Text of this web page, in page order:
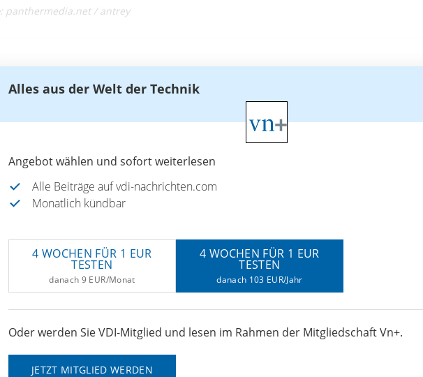
panthermedia.net / antrey
Alles aus der Welt der Technik
Angebot wählen und sofort weiterlesen
Alle Beiträge auf vdi-nachrichten.com
Monatlich kündbar
4 WOCHEN FÜR 1 EUR
TESTEN
danach 9 EUR/Monat
4 WOCHEN FÜR 1 EUR
TESTEN
danach 103 EUR/Jahr
Oder werden Sie VDI-Mitglied und lesen im Rahmen der Mitgliedschaft Vn+.
JETZT MITGLIED WERDEN